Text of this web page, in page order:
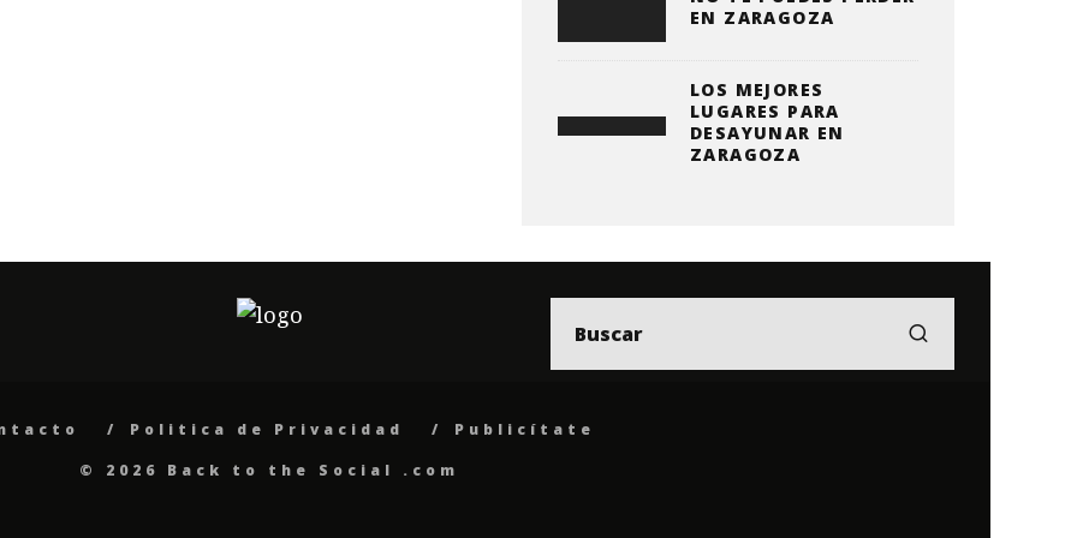
EN ZARAGOZA
LOS MEJORES
LUGARES PARA
DESAYUNAR EN
ZARAGOZA
Politica de Privacidad
Publicítate
© 2026 Back to the Social .com